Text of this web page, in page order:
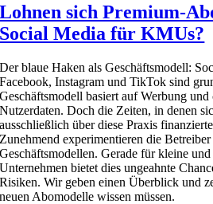
Lohnen sich Premium-
Social Media für KMUs?
Der blaue Haken als Geschäftsmodell:
Facebook, Instagram und TikTok sind
Geschäftsmodell basiert auf Werbung
Nutzerdaten. Doch die Zeiten, in denen
ausschließlich über diese Praxis
Zunehmend experimentieren die
Geschäftsmodellen. Gerade für kleine
Unternehmen bietet dies ungeahnte
Risiken. Wir geben einen Überblick und
neuen Abomodelle wissen müssen.